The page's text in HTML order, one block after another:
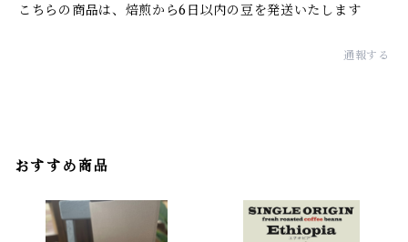
こちらの商品は、焙煎から6日以内の豆を発送いたします
通報する
おすすめ商品